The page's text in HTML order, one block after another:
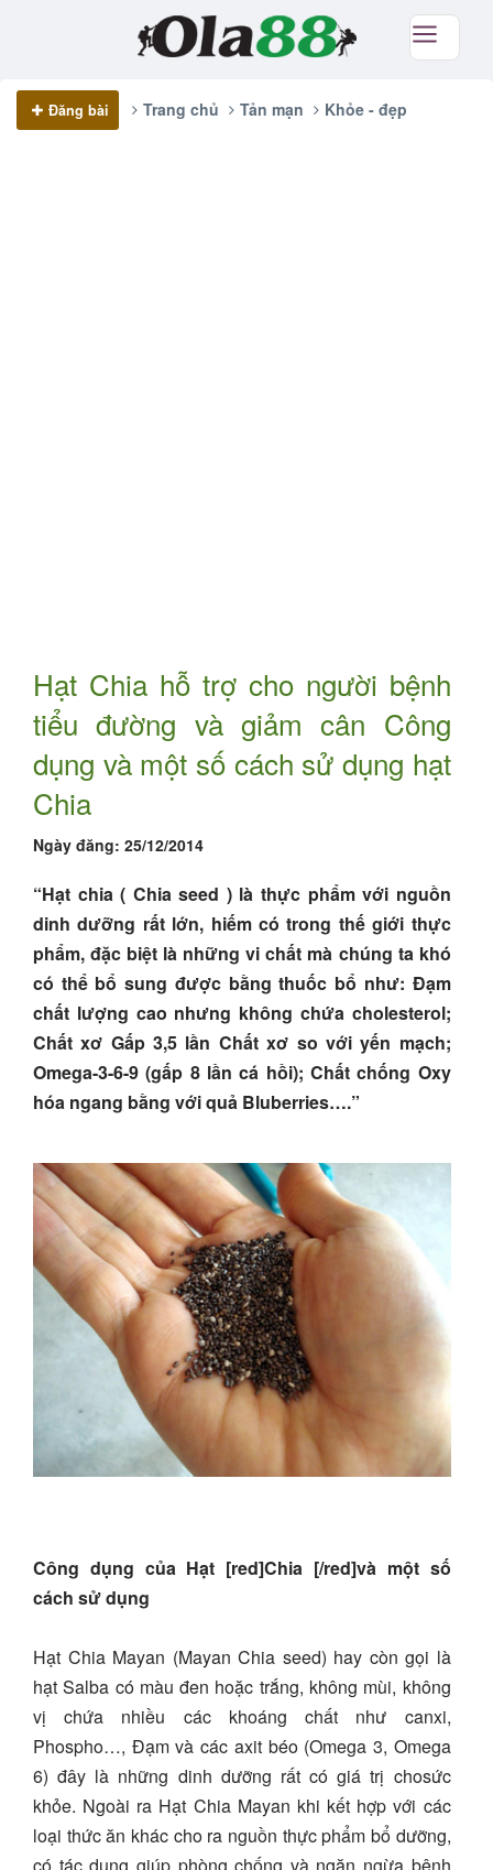
Đăng bài Trang chủ Tản mạn Khỏe - đẹp
Hạt Chia hỗ trợ cho người bệnh
tiểu đường và giảm cân Công
dụng và một số cách sử dụng hạt
Chia
Ngày đăng: 25/12/2014
“Hạt chia ( Chia seed ) là thực phẩm với nguồn
dinh dưỡng rất lớn, hiếm có trong thế giới thực
phẩm, đặc biệt là những vi chất mà chúng ta khó
có thể bổ sung được bằng thuốc bổ như: Đạm
chất lượng cao nhưng không chứa cholesterol;
Chất xơ Gấp 3,5 lần Chất xơ so với yến mạch;
Omega-3-6-9 (gấp 8 lần cá hồi); Chất chống Oxy
hóa ngang bằng với quả Bluberries….”
Công dụng của Hạt [red]Chia [/red]và một số
cách sử dụng
Hạt Chia Mayan (Mayan Chia seed) hay còn gọi là
hạt Salba có màu đen hoặc trắng, không mùi, không
vị chứa nhiều các khoáng chất như canxi,
Phospho…, Đạm và các axit béo (Omega 3, Omega
6) đây là những dinh dưỡng rất có giá trị chosức
khỏe. Ngoài ra Hạt Chia Mayan khi kết hợp với các
loại thức ăn khác cho ra nguồn thực phẩm bổ dưỡng,
có tác dụng giúp phòng chống và ngăn ngừa bệnh